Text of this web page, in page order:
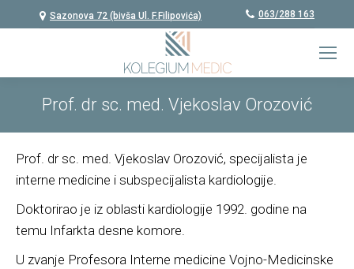
Sazonova 72 (bivša Ul. F.Filipovića) 063/288 163
Prof. dr sc. med. Vjekoslav Orozović
Prof. dr sc. med. Vjekoslav Orozović, specijalista je
interne medicine i subspecijalista kardiologije.
Doktorirao je iz oblasti kardiologije 1992. godine na
temu Infarkta desne komore.
U zvanje Profesora Interne medicine Vojno-Medicinske